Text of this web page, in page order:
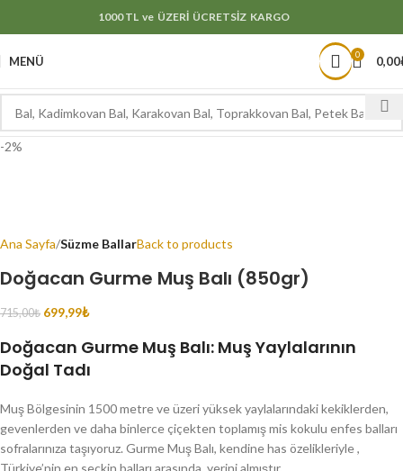
1000 TL ve ÜZERİ ÜCRETSİZ KARGO
MENÜ 0 0,00
-2%
Ana Sayfa Süzme BallarBack to products
Doğacan Gurme Muş Balı (850gr)
715,00₺ 699,99₺
Doğacan Gurme Muş Balı: Muş Yaylalarının
Doğal Tadı
Muş Bölgesinin 1500 metre ve üzeri yüksek yaylalarındaki kekiklerden,
gevenlerden ve daha binlerce çiçekten toplamış mis kokulu enfes balları
sofralarınıza taşıyoruz. Gurme Muş Balı, kendine has özelikleriyle ,
Türkiye’nin en seçkin balları arasında yerini almıştır.